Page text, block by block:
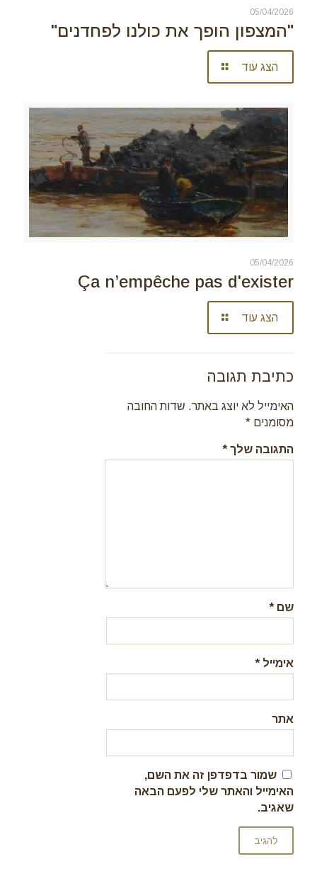
05/04/2026
"המצפון הופך את כולנו לפחדנים"
הצג עוד
05/04/2026
Ça n’empêche pas d'exister
הצג עוד
כתיבת תגובה
האימייל לא יוצג באתר. שדות החובה
מסומנים *
התגובה שלך *
שם *
אימייל *
אתר
שמור בדפדפן זה את השם,
האימייל והאתר שלי לפעם הבאה
שאגיב.